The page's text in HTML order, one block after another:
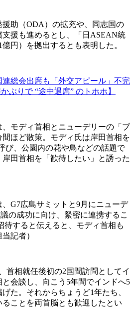
助（ODA）の拡充や、同志国の
援も進めるとし、「日ASEAN統
円）を拠出するとも表明した。
連総会出席も「外交アピール」不完
ぶりで “途中退席” のトホホ】
モディ首相とニューデリーの「ブ
ほど散策。モディ氏は岸田首相を
び、公園内の花や鳥などの話題で
田首相を「歓待したい」と誘った
、G7広島サミットと9月にニューデ
の成功に向け、緊密に連携するこ
待すると伝えると、モディ首相も
記者）
首相就任後初の2国間訪問としてイ
会談し、向こう5年間でインドへ5
た。それからちょうど1年たち、
ことを両首脳とも歓迎したとい